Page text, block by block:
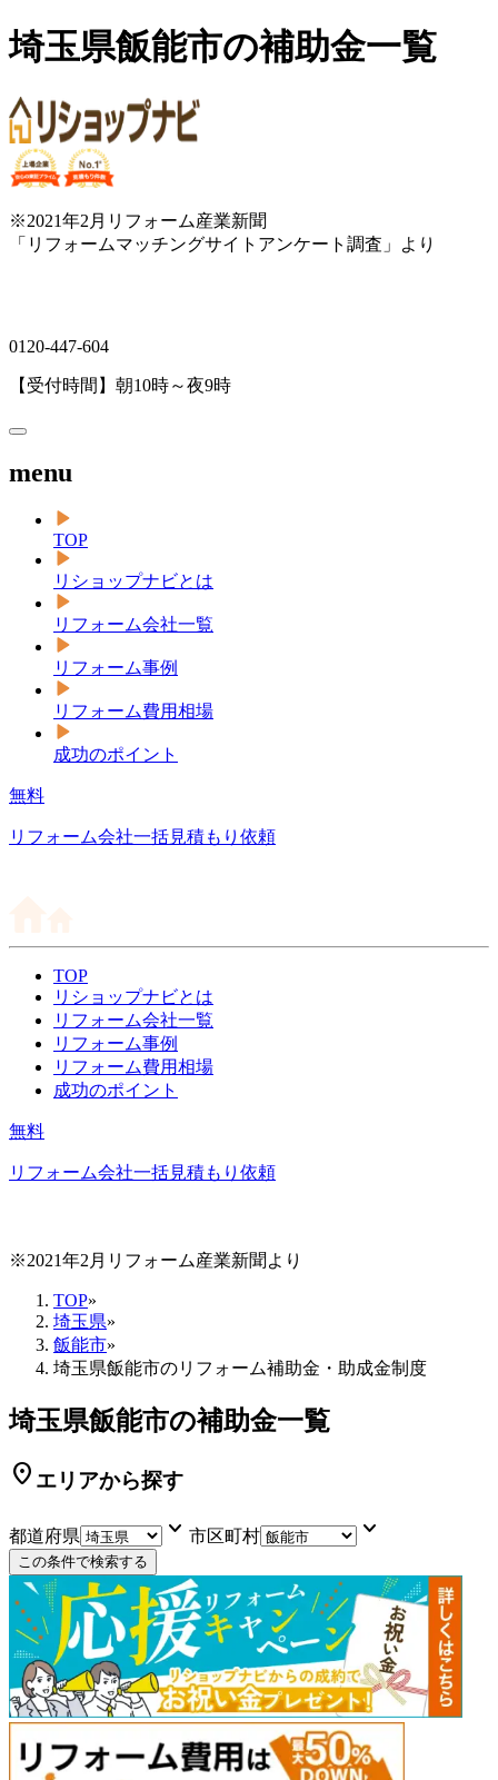
埼玉県飯能市の補助金一覧
※2021年2月リフォーム産業新聞
「リフォームマッチングサイトアンケート調査」より
0120-447-604
【受付時間】朝10時～夜9時
menu
TOP
リショップナビとは
リフォーム会社一覧
リフォーム事例
リフォーム費用相場
成功のポイント
無料
リフォーム会社一括見積もり依頼
TOP
リショップナビとは
リフォーム会社一覧
リフォーム事例
リフォーム費用相場
成功のポイント
無料
リフォーム会社一括見積もり依頼
※2021年2月リフォーム産業新聞より
TOP»
埼玉県»
飯能市»
埼玉県飯能市のリフォーム補助金・助成金制度
埼玉県飯能市の補助金一覧
location_on エリアから探す
都道府県 keyboard_arrow_down 市区町村 keyboard_arrow_down
この条件で検索する